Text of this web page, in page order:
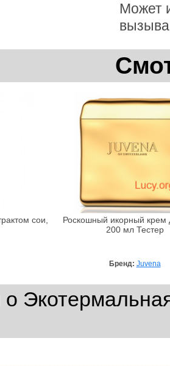
Может
сои,
Роскошный икорный крем
200 мл Тестер
Бренд: Juvena
о